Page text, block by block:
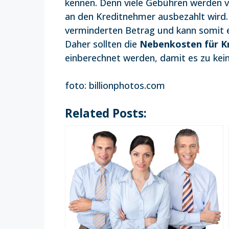
kennen. Denn viele Gebühren
an den Kreditnehmer ausbezahlt
verminderten Betrag und kann somit
Daher sollten die Nebenkosten für
einberechnet werden, damit es zu
foto: billionphotos.com
Related Posts: